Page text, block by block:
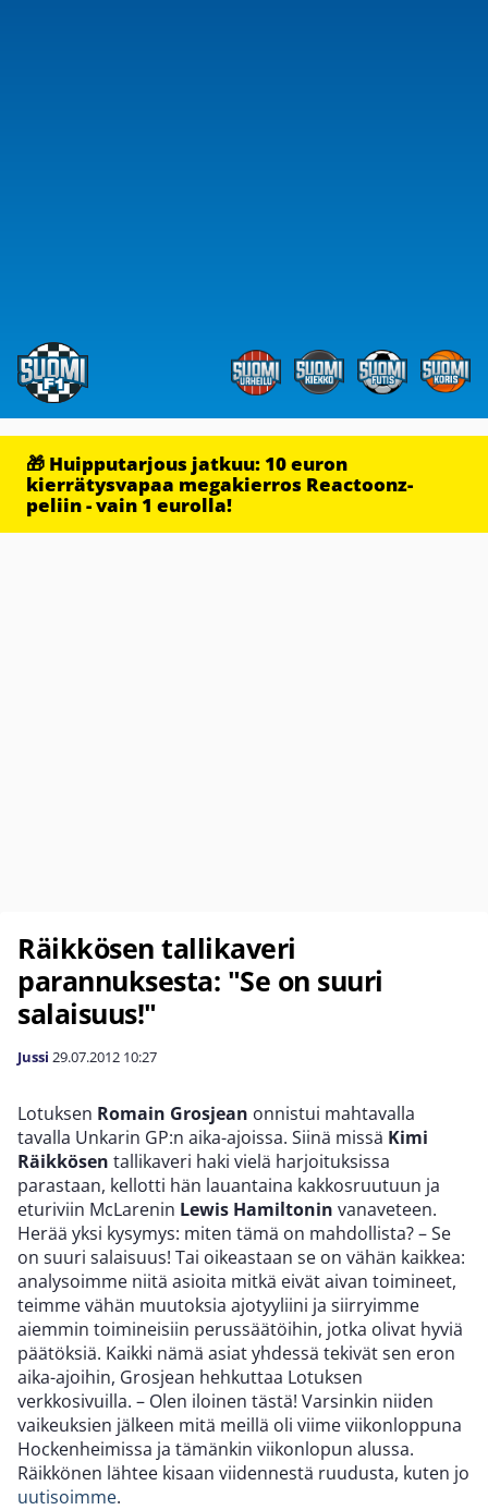
🎁 Huipputarjous jatkuu: 10 euron
kierrätysvapaa megakierros Reactoonz-
peliin - vain 1 eurolla!
Räikkösen tallikaveri
parannuksesta: "Se on suuri
salaisuus!"
Jussi 29.07.2012 10:27
Lotuksen Romain Grosjean onnistui mahtavalla
tavalla Unkarin GP:n aika-ajoissa. Siinä missä Kimi
Räikkösen tallikaveri haki vielä harjoituksissa
parastaan, kellotti hän lauantaina kakkosruutuun ja
eturiviin McLarenin Lewis Hamiltonin vanaveteen.
Herää yksi kysymys: miten tämä on mahdollista? – Se
on suuri salaisuus! Tai oikeastaan ​​se on vähän kaikkea:
analysoimme niitä asioita mitkä eivät aivan toimineet,
teimme vähän muutoksia ajotyyliini ja siirryimme
aiemmin toimineisiin perussäätöihin, jotka olivat hyviä
päätöksiä. Kaikki nämä asiat yhdessä tekivät sen eron
aika-ajoihin, Grosjean hehkuttaa Lotuksen
verkkosivuilla. – Olen iloinen tästä! Varsinkin niiden
vaikeuksien jälkeen mitä meillä oli viime viikonloppuna
Hockenheimissa ja tämänkin viikonlopun alussa.
Räikkönen lähtee kisaan viidennestä ruudusta, kuten jo
uutisoimme.